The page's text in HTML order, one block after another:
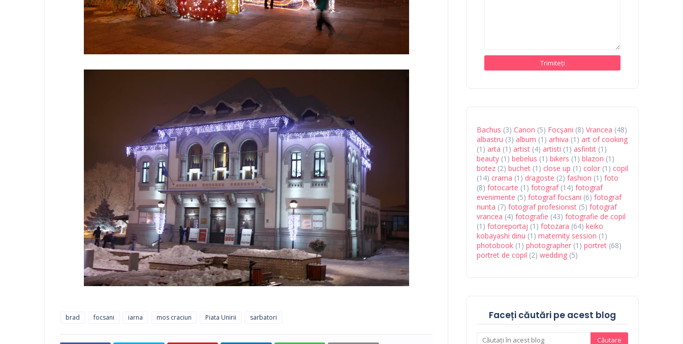
brad focsani iarna mos craciun Piata Unirii sarbatori
Bachus (3) Canon (5) Focşani (8) Vrancea (48)
albastru (3) album (1) arhiva (1) art of cooking
(1) arta (1) artist (4) artisti (1) asfintit (1)
beauty (1) bebelus (1) bikers (1) blazon (1)
botez (2) buchet (1) close up (1) color (1) copil
(14) crama (1) dragoste (2) fashion (1) foto
(8) fotocarte (1) fotograf (14) fotograf
evenimente (5) fotograf focsani (6) fotograf
nunta (7) fotograf profesionist (5) fotograf
vrancea (4) fotografie (43) fotografie de copil
(1) fotoreportaj (1) fotozara (64) keiko
kobayashi dinu (1) maternity session (1)
photobook (1) photographer (1) portret (68)
portret de copil (2) wedding (5)
Faceți căutări pe acest blog